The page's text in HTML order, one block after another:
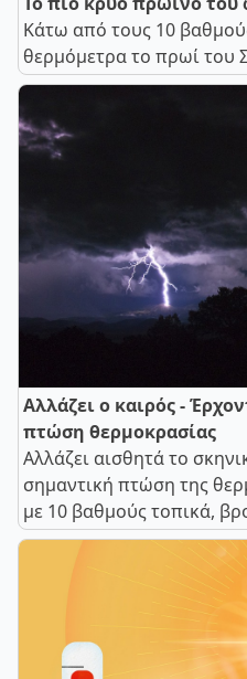
Κάτω από τους 10
θερμόμετρα το πρωί του
Αλλάζει ο καιρός -
πτώση θερμοκρασίας
Αλλάζει αισθητά το
σημαντική πτώση της
με 10 βαθμούς τοπικά,